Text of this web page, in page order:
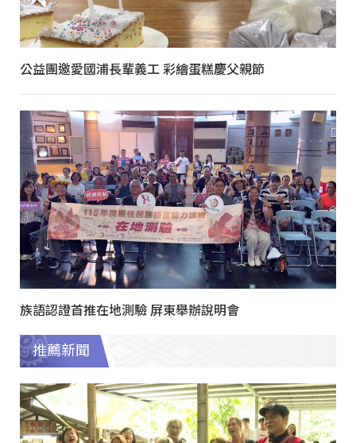
公益團邀愛國浦長輩義工 彩繪蛋糕慶父親節
族語認證首推在地測驗 屏東舉辦說明會
推薦新聞